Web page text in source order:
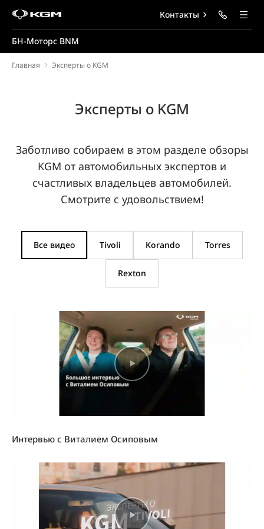
БН-Моторс BNM
Контакты
Главная Эксперты о KGM
Эксперты о KGM
Заботливо собираем в этом разделе обзоры
KGM от автомобильных экспертов и
счастливых владельцев автомобилей.
Смотрите с удовольствием!
Все видео Tivoli Korando Torres
Rexton
Интервью с Виталием Осиповым